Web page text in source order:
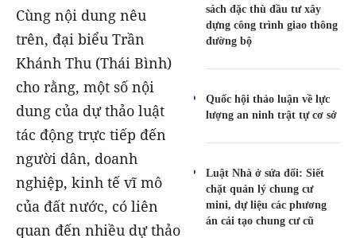
sách đặc thù đầu tư xây
dựng công trình giao thông
đường bộ
Quốc hội thảo luận về lực
lượng an ninh trật tự cơ sở
Luật Nhà ở sửa đổi: Siết
chặt quản lý chung cư
mini, dự liệu các phương
án cải tạo chung cư cũ
Cùng nội dung nêu
trên, đại biểu Trần
Khánh Thu (Thái Bình)
cho rằng, một số nội
dung của dự thảo luật
tác động trực tiếp đến
người dân, doanh
nghiệp, kinh tế vĩ mô
của đất nước, có liên
quan đến nhiều dự thảo